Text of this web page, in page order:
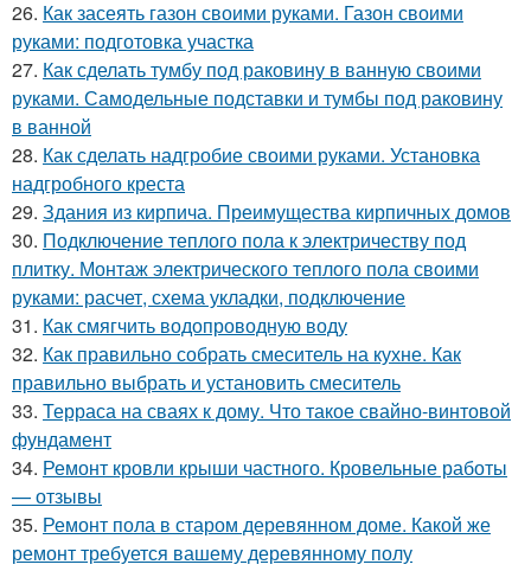
26. Как засеять газон своими руками. Газон своими
руками: подготовка участка
27. Как сделать тумбу под раковину в ванную своими
руками. Самодельные подставки и тумбы под раковину
в ванной
28. Как сделать надгробие своими руками. Установка
надгробного креста
29. Здания из кирпича. Преимущества кирпичных домов
30. Подключение теплого пола к электричеству под
плитку. Монтаж электрического теплого пола своими
руками: расчет, схема укладки, подключение
31. Как смягчить водопроводную воду
32. Как правильно собрать смеситель на кухне. Как
правильно выбрать и установить смеситель
33. Терраса на сваях к дому. Что такое свайно-винтовой
фундамент
34. Ремонт кровли крыши частного. Кровельные работы
— отзывы
35. Ремонт пола в старом деревянном доме. Какой же
ремонт требуется вашему деревянному полу